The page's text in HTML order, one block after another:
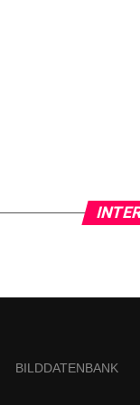
BILDDATENBANK